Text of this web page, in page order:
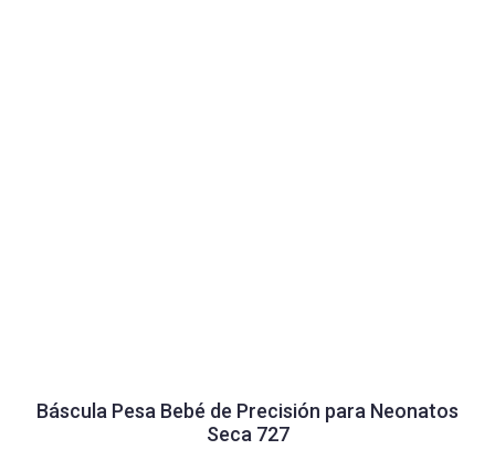
Báscula Pesa Bebé de Precisión para Neonatos
Seca 727